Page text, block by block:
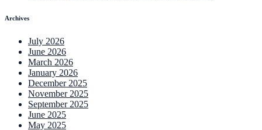
Archives
July 2026
June 2026
March 2026
January 2026
December 2025
November 2025
September 2025
June 2025
May 2025